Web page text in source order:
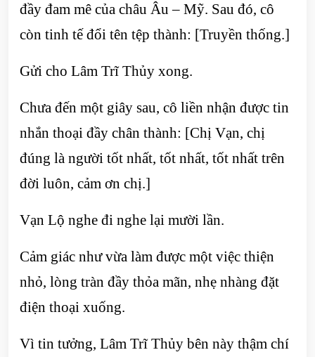
đầy đam mê của châu Âu – Mỹ. Sau đó, cô
còn tinh tế đổi tên tệp thành: [Truyền thống.]
Gửi cho Lâm Trĩ Thủy xong.
Chưa đến một giây sau, cô liền nhận được tin
nhắn thoại đầy chân thành: [Chị Vạn, chị
đúng là người tốt nhất, tốt nhất, tốt nhất trên
đời luôn, cảm ơn chị.]
Vạn Lộ nghe đi nghe lại mười lần.
Cảm giác như vừa làm được một việc thiện
nhỏ, lòng tràn đầy thỏa mãn, nhẹ nhàng đặt
điện thoại xuống.
Vì tin tưởng, Lâm Trĩ Thủy bên này thậm chí